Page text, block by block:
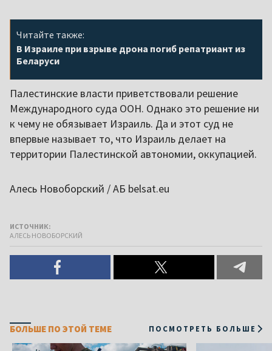
Читайте также:
В Израиле при взрыве дрона погиб репатриант из
Беларуси
Палестинские власти приветствовали решение
Международного суда ООН. Однако это решение ни
к чему не обязывает Израиль. Да и этот суд не
впервые называет то, что Израиль делает на
территории Палестинской автономии, оккупацией.
Алесь Новоборский / АБ belsat.eu
ИСТОЧНИК:
АЛЕСЬ НОВОБОРСКИЙ
БОЛЬШЕ ПО ЭТОЙ ТЕМЕ ПОСМОТРЕТЬ БОЛЬШЕ